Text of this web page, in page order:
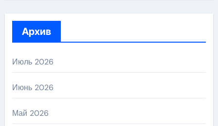
Архив
Июль 2026
Июнь 2026
Май 2026